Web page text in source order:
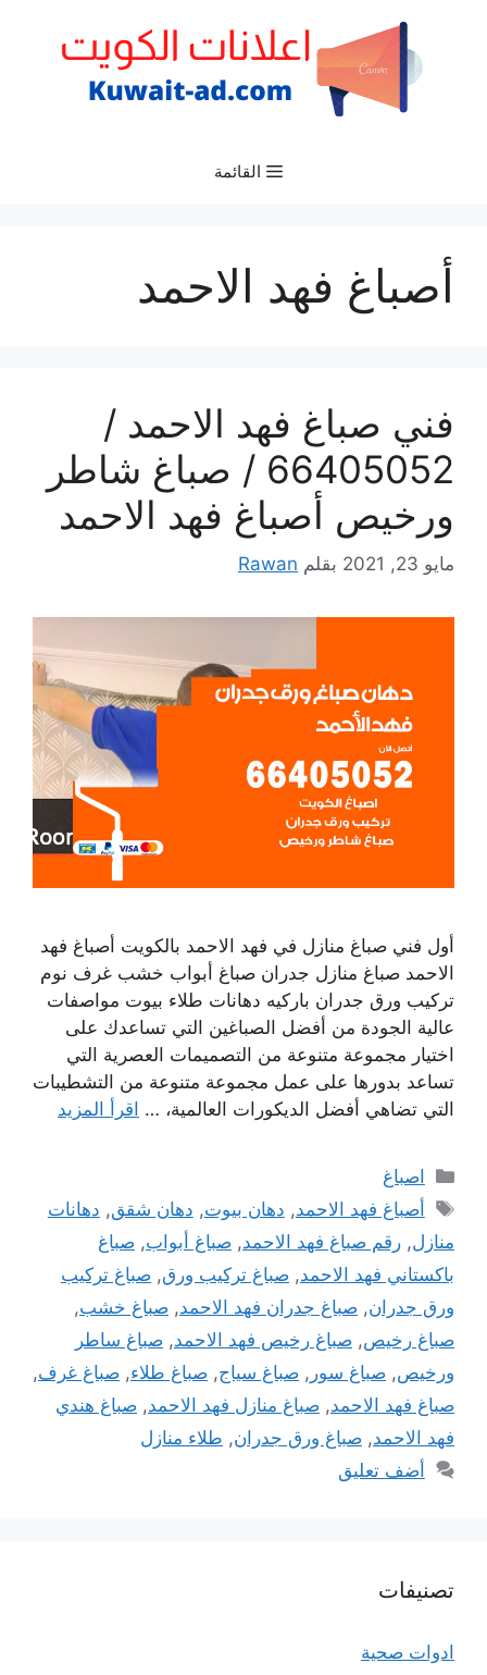
القائمة
أصباغ فهد الاحمد
فني صباغ فهد الاحمد /
66405052 / صباغ شاطر
ورخيص أصباغ فهد الاحمد
مايو 23, 2021 بقلم Rawan
أول فني صباغ منازل في فهد الاحمد بالكويت أصباغ فهد
الاحمد صباغ منازل جدران صباغ أبواب خشب غرف نوم
تركيب ورق جدران باركيه دهانات طلاء بيوت مواصفات
عالية الجودة من أفضل الصباغين التي تساعدك على
اختيار مجموعة متنوعة من التصميمات العصرية التي
تساعد بدورها على عمل مجموعة متنوعة من التشطيبات
التي تضاهي أفضل الديكورات العالمية، … اقرأ المزيد
التصنيفات
اصباغ
الوسوم
أصباغ فهد الاحمد, دهان بيوت, دهان شقق, دهانات
منازل, رقم صباغ فهد الاحمد, صباغ أبواب, صباغ
باكستاني فهد الاحمد, صباغ تركيب ورق, صباغ تركيب
ورق جدران, صباغ جدران فهد الاحمد, صباغ خشب,
صباغ رخيص, صباغ رخيص فهد الاحمد, صباغ ساطر
ورخيص, صباغ سور , صباغ سياج, صباغ طلاء, صباغ غرف,
صباغ فهد الاحمد, صباغ منازل فهد الاحمد, صباغ هندي
فهد الاحمد, صباغ ورق جدران, طلاء منازل
أضف تعليق
تصنيفات
ادوات صحية